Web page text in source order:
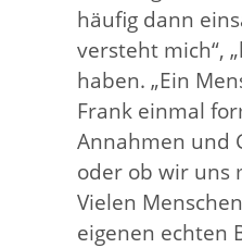
häufig dann
versteht mich“,
haben. „Ein
Frank einmal
Annahmen und
oder ob wir uns
Vielen
eigenen echten